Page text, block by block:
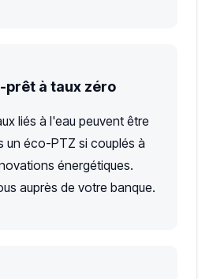
prêt à taux zéro
liés à l'eau peuvent être
un éco-PTZ si couplés à
énergétiques.
auprès de votre banque.